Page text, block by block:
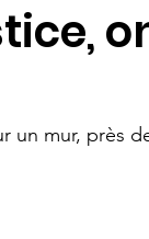
un mur, près